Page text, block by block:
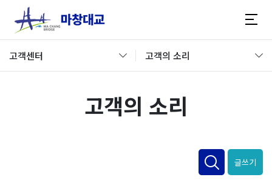
고객센터 고객의 소리
고객의 소리
글쓰기